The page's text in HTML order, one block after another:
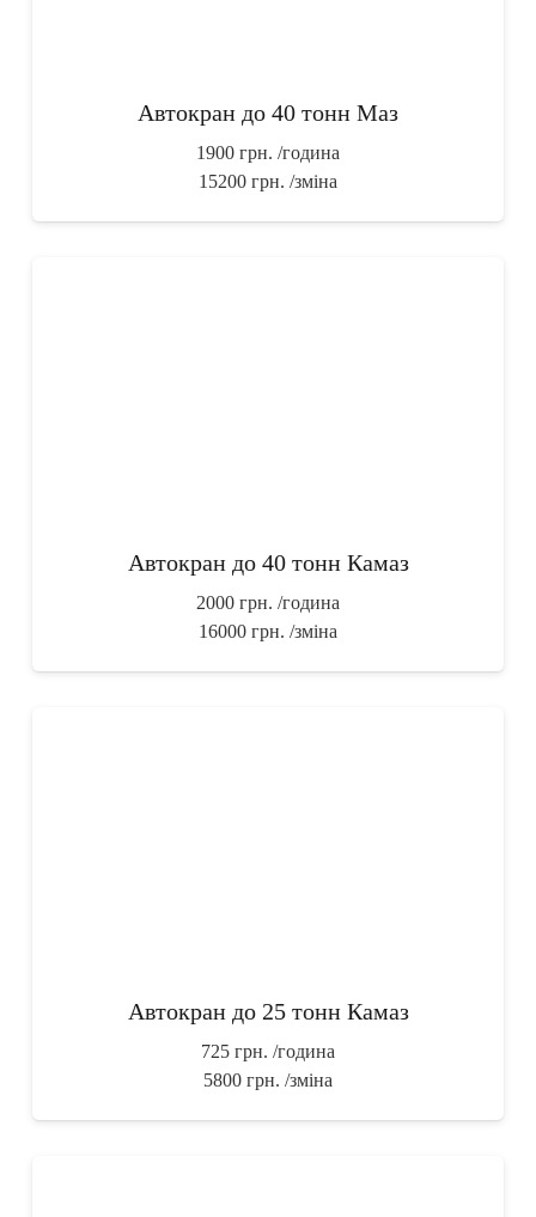
Автокран до 40 тонн Маз
1900 грн. /година
15200 грн. /зміна
Автокран до 40 тонн Камаз
2000 грн. /година
16000 грн. /зміна
Автокран до 25 тонн Камаз
725 грн. /година
5800 грн. /зміна